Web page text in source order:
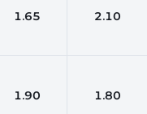
1.65 2.10
1.90 1.80